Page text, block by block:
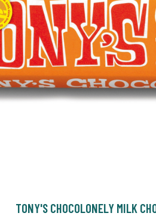
TONY'S CHOCOLONELY MILK